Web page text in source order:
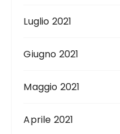
Luglio 2021
Giugno 2021
Maggio 2021
Aprile 2021